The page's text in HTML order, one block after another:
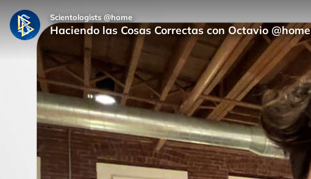
Scientologists @home
Haciendo las Cosas Correctas con Octavio @home